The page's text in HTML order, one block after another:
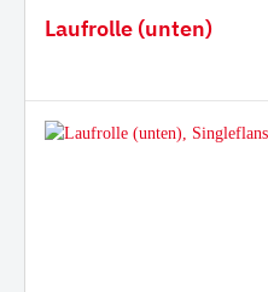
Laufrolle (unten)